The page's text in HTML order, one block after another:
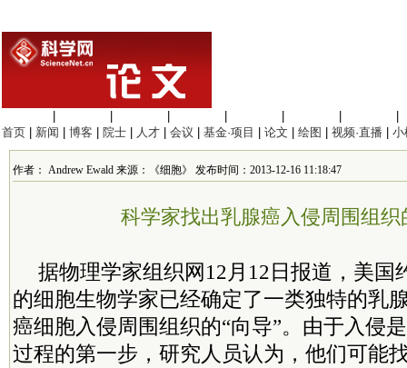
首页
新闻 博客 院士 人才 会议 基金·项目 论文 绘图 视频·直播 小
作者： Andrew Ewald 来源：《细胞》 发布时间：2013-12-16 11:18:47
科学家找出乳腺癌入侵周围组织
据物理学家组织网12月12日报道，美国
的细胞生物学家已经确定了一类独特的乳
癌细胞入侵周围组织的“向导”。由于入侵
过程的第一步，研究人员认为，他们可能